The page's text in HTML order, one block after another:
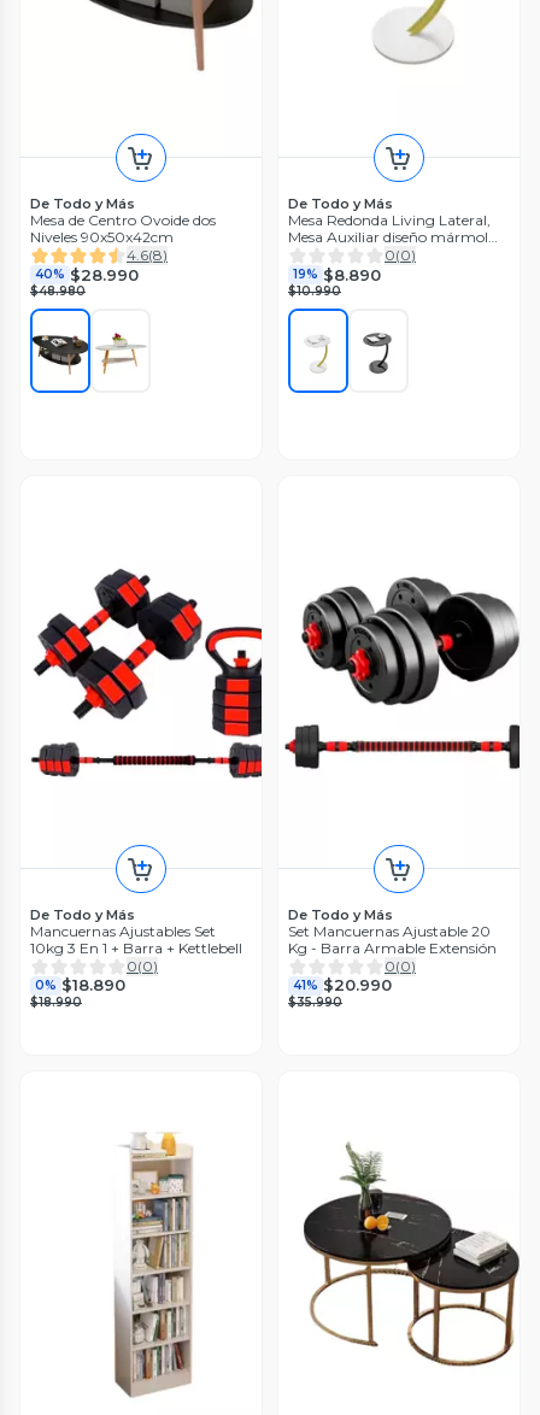
De Todo y Más
Mesa de Centro Ovoide dos
Niveles 90x50x42cm
4.6(8)
40% $28.990
$48.980
De Todo y Más
Mesa Redonda Living Lateral,
Mesa Auxiliar diseño mármol
Chic Home
0(0)
19% $8.890
$10.990
De Todo y Más
Mancuernas Ajustables Set
10kg 3 En 1 + Barra + Kettlebell
0(0)
0% $18.890
$18.990
De Todo y Más
Set Mancuernas Ajustable 20
Kg - Barra Armable Extensión
0(0)
41% $20.990
$35.990